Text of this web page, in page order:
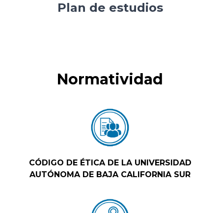
Plan de estudios
Normatividad
CÓDIGO DE ÉTICA DE LA UNIVERSIDAD
AUTÓNOMA DE BAJA CALIFORNIA SUR